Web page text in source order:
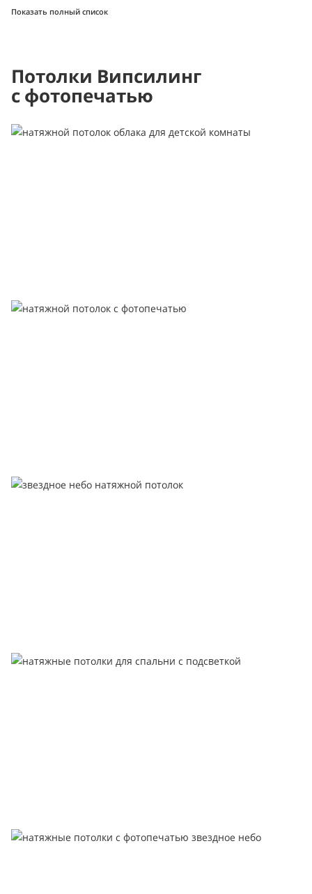
Показать полный список
Потолки Випсилинг
с фотопечатью